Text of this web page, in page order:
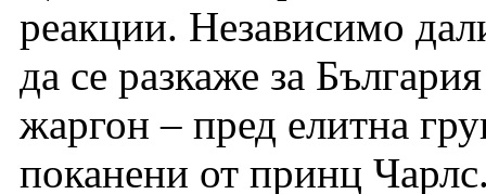
реакции. Независимо
да се разкаже за
жаргон – пред елитна
поканени от принц